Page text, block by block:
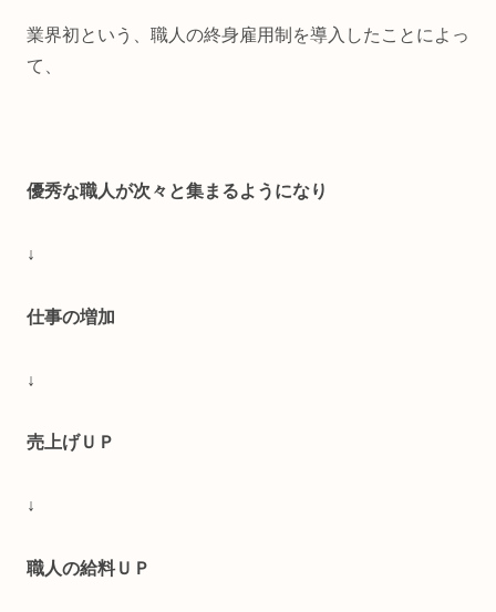
業界初という、職人の終身雇用制を導入したことによっ
て、
優秀な職人が次々と集まるようになり
↓
仕事の増加
↓
売上げＵＰ
↓
職人の給料ＵＰ